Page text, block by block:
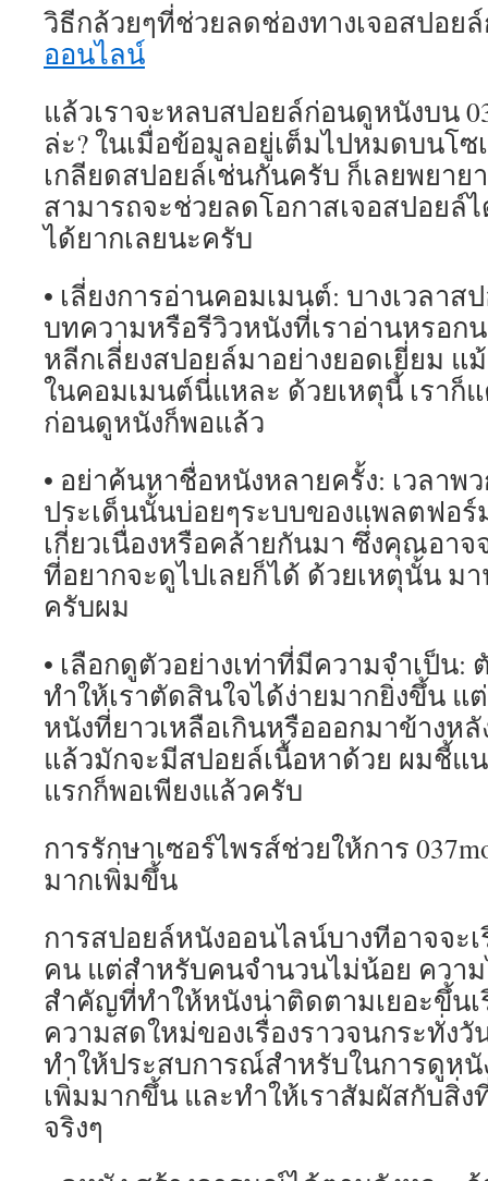
วิธีกล้วยๆที่ช่วยลดช่องทางเจอสปอ
ออนไลน์
แล้วเราจะหลบสปอยล์ก่อนดูหนังบน
ล่ะ? ในเมื่อข้อมูลอยู่เต็มไปหมดบนโซ
เกลียดสปอยล์เช่นกันครับ ก็เลยพยา
สามารถจะช่วยลดโอกาสเจอสปอยล์
ได้ยากเลยนะครับ
• เลี่ยงการอ่านคอมเมนต์: บางเวลา
บทความหรือรีวิวหนังที่เราอ่านหรอก
หลีกเลี่ยงสปอยล์มาอย่างยอดเยี่ยม
ในคอมเมนต์นี่แหละ ด้วยเหตุนี้ เราก็
ก่อนดูหนังก็พอแล้ว
• อย่าค้นหาชื่อหนังหลายครั้ง: เวลาพ
ประเด็นนั้นบ่อยๆระบบของแพลตฟอ
เกี่ยวเนื่องหรือคล้ายกันมา ซึ่งคุณอาจ
ที่อยากจะดูไปเลยก็ได้ ด้วยเหตุนั้น ม
ครับผม
• เลือกดูตัวอย่างเท่าที่มีความจำเป็น:
ทำให้เราตัดสินใจได้ง่ายมากยิ่งขึ้น แ
หนังที่ยาวเหลือเกินหรือออกมาข้างห
แล้วมักจะมีสปอยล์เนื้อหาด้วย ผมชี้แ
แรกก็พอเพียงแล้วครับ
การรักษาเซอร์ไพรส์ช่วยให้การ
มากเพิ่มขึ้น
การสปอยล์หนังออนไลน์บางทีอาจจะเ
คน แต่สำหรับคนจำนวนไม่น้อย ควา
สำคัญที่ทำให้หนังน่าติดตามเยอะขึ้นเ
ความสดใหม่ของเรื่องราวจนกระทั่ง
ทำให้ประสบการณ์สำหรับในการดูห
เพิ่มมากขึ้น และทำให้เราสัมผัสกับสิ่
จริงๆ